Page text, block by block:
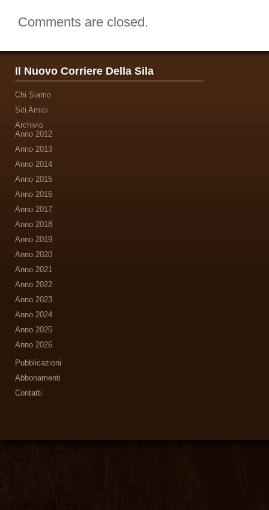
Comments are closed.
Il Nuovo Corriere Della Sila
Chi Siamo
Siti Amici
Archivio
Anno 2012
Anno 2013
Anno 2014
Anno 2015
Anno 2016
Anno 2017
Anno 2018
Anno 2019
Anno 2020
Anno 2021
Anno 2022
Anno 2023
Anno 2024
Anno 2025
Anno 2026
Pubblicazioni
Abbonamenti
Contatti